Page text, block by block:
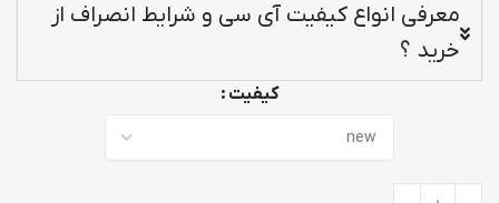
معرفی انواع کیفیت آی سی و شرایط انصراف از
خرید ؟
کیفیت